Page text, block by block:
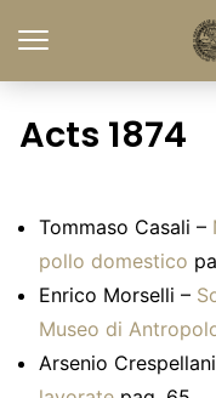
Acts 1874
Tommaso Casali –
pollo domestico
Enrico Morselli –
Museo di
Arsenio